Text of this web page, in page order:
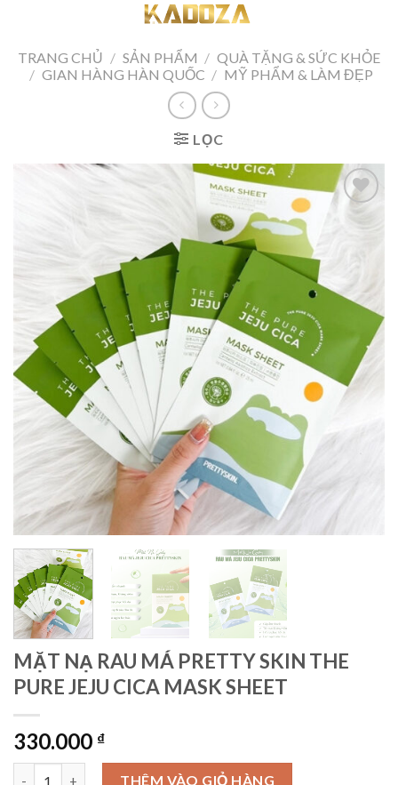
content
TRANG CHỦ / SẢN PHẨM / QUÀ TẶNG & SỨC KHỎE
/ GIAN HÀNG HÀN QUỐC / MỸ PHẨM & LÀM ĐẸP
LỌC
MẶT NẠ RAU MÁ PRETTY SKIN THE
PURE JEJU CICA MASK SHEET
330.000 ₫
MẶT NẠ RAU MÁ PRETTY SKIN THE PURE JEJU CICA MASK
THÊM VÀO GIỎ HÀNG